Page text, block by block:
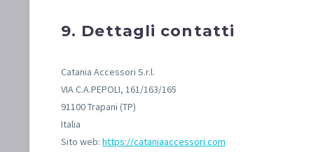
9. Dettagli contatti
Catania Accessori S.r.l.
VIA C.A.PEPOLI, 161/163/165
91100 Trapani (TP)
Italia
Sito web: https://cataniaaccessori.com